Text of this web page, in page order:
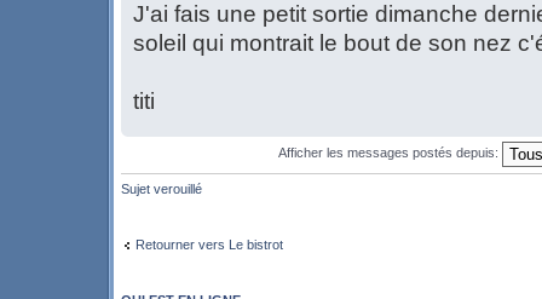
J'ai fais une petit sortie dimanche
soleil qui montrait le bout de son nez
titi
Afficher les messages postés depuis:
Sujet verouillé
Retourner vers Le bistrot